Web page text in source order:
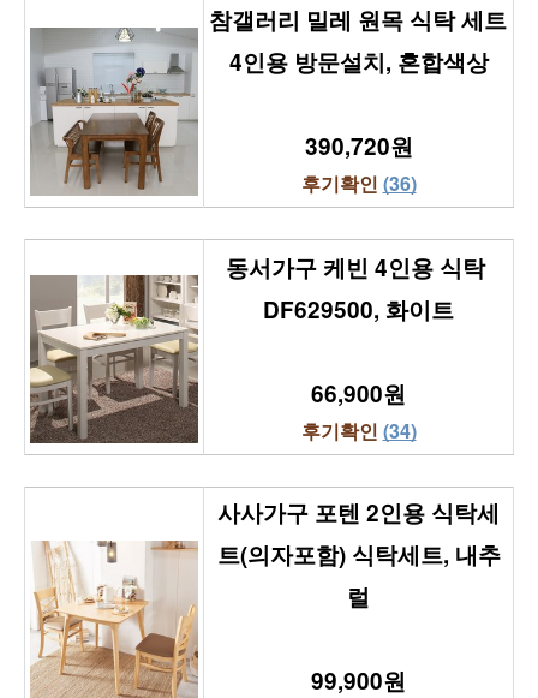
참갤러리 밀레 원목 식탁 세트
4인용 방문설치, 혼합색상
390,720원
후기확인 (36)
동서가구 케빈 4인용 식탁
DF629500, 화이트
66,900원
후기확인 (34)
사사가구 포텐 2인용 식탁세
트(의자포함) 식탁세트, 내추
럴
99,900원